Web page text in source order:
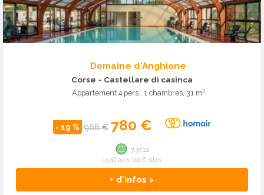
Domaine d'Anghione
Corse - Castellare di casinca
Appartement 4 pers., 1 chambres, 31 m²
- 19 % 966 € 780 €
+ d'infos >
7.7/10
1556 avis sur 6 sites